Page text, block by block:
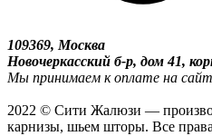
109369, Москва
Новочеркасский б-р, дом 41,
Мы принимаем к оплате на
2022 © Сити Жалюзи —
карнизы, шьем шторы. Все